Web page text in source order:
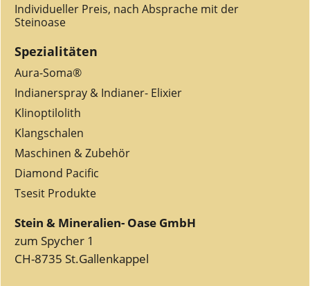
Individueller Preis, nach Absprache mit der
Steinoase
Spezialitäten
Aura-Soma®
Indianerspray & Indianer- Elixier
Klinoptilolith
Klangschalen
Maschinen & Zubehör
Diamond Pacific
Tsesit Produkte
Stein & Mineralien- Oase GmbH
zum Spycher 1
CH-8735 St.Gallenkappel